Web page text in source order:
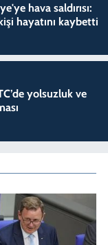
hava saldırısı:
hayatını kaybetti
yolsuzluk ve